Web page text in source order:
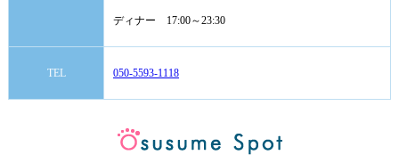
ディナー 17:00～23:30
TEL 050-5593-1118